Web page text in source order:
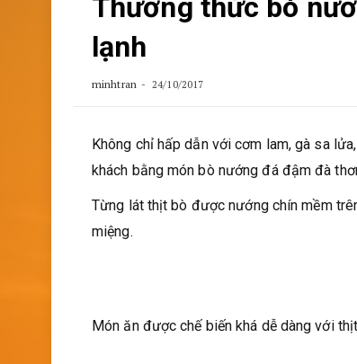
Thưởng thức bò
lạnh
minhtran 24/10/2017
Không chỉ hấp dẫn với cơm lam, gà sa
khách bằng món bò nướng đá đậm đà
Từng lát thịt bò được nướng chín mềm
miệng.
Món ăn được chế biến khá dễ dàng với